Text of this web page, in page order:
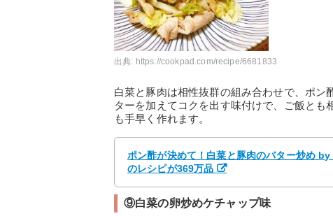
出典: https://cookpad.com/recipe/6681833
白菜と豚肉は相性抜群の組み合わせで、ポ
ターを加えてコクを出す味付けで、ご飯と
も手早く作れます。
ポン酢が決めて！白菜と豚肉のバター炒め
のレシピが369万品
⑨白菜の卵炒めケチャップ味